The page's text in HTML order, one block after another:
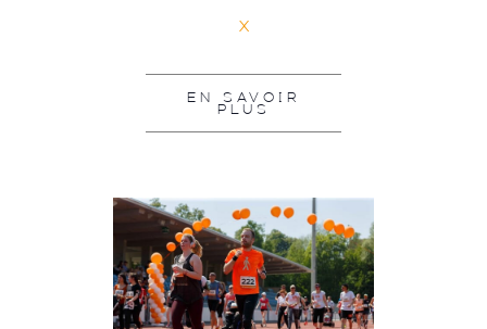
x
EN SAVOIR
PLUS